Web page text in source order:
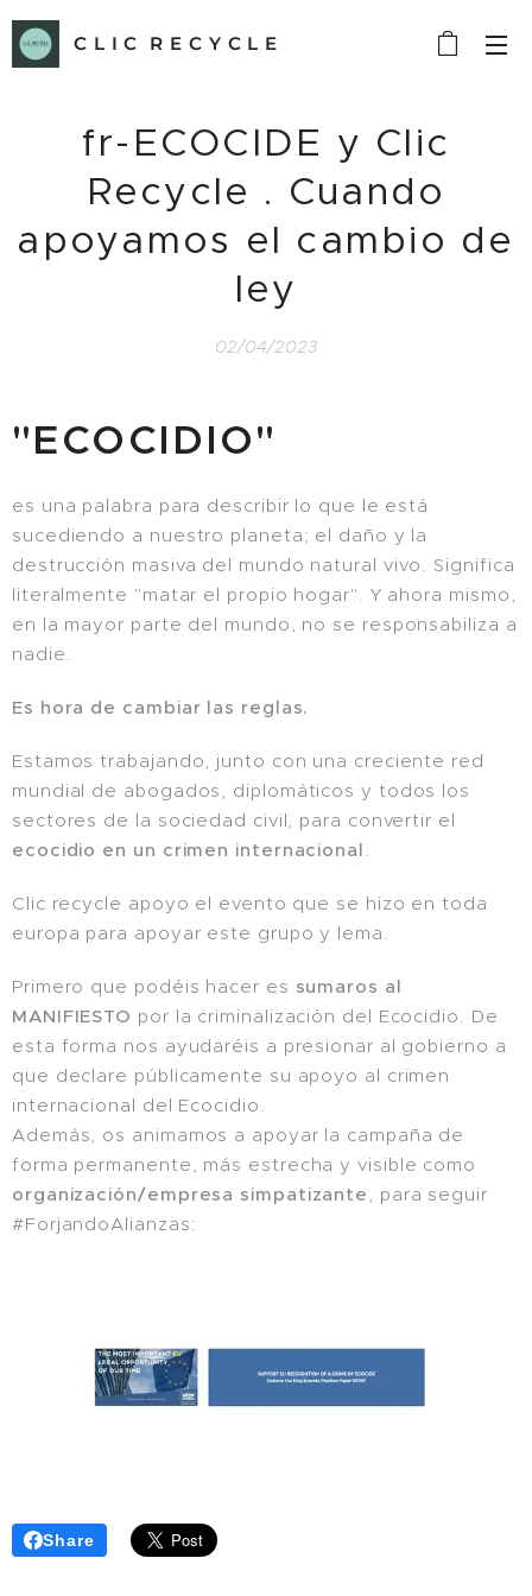
C L I C R E C Y C L E
fr-ECOCIDE y Clic
Recycle . Cuando
apoyamos el cambio de
ley
02/04/2023
"ECOCIDIO"
es una palabra para describir lo que le está
sucediendo a nuestro planeta; el daño y la
destrucción masiva del mundo natural vivo. Significa
literalmente "matar el propio hogar". Y ahora mismo,
en la mayor parte del mundo, no se responsabiliza a
nadie.
Es hora de cambiar las reglas.
Estamos trabajando, junto con una creciente red
mundial de abogados, diplomáticos y todos los
sectores de la sociedad civil, para convertir el
ecocidio en un crimen internacional.
Clic recycle apoyo el evento que se hizo en toda
europa para apoyar este grupo y lema.
Primero que podéis hacer es sumaros al
MANIFIESTO por la criminalización del Ecocidio. De
esta forma nos ayudaréis a presionar al gobierno a
que declare públicamente su apoyo al crimen
internacional del Ecocidio.
Además, os animamos a apoyar la campaña de
forma permanente, más estrecha y visible como
organización/empresa simpatizante, para seguir
#ForjandoAlianzas:
Share